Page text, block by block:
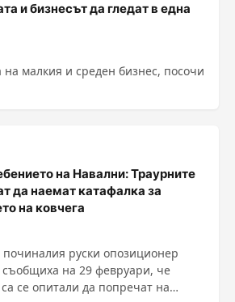
и бизнесът да гледат в една
малкия и среден бизнес, посочи
на Навални: Траурните
да наемат катафалка за
на ковчега
руски опозиционер
на 29 февруари, че
се опитали да попречат на